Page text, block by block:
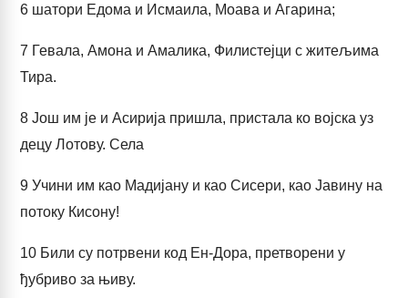
6 шатори Едома и Исмаила, Моава и Агарина;
7 Гевала, Амона и Амалика, Филистејци с житељима
Тира.
8 Још им је и Асирија пришла, пристала ко војска уз
децу Лотову. Села
9 Учини им као Мадијану и као Сисери, као Јавину на
потоку Кисону!
10 Били су потрвени код Ен-Дора, претворени у
ђубриво за њиву.